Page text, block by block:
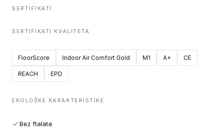
SERTIFIKATI
SERTIFIKATI KVALITETA
FloorScore Indoor Air Comfort Gold M1 A+ CE
REACH EPD
EKOLOŠKE KARAKTERISTIKE
Bez ftalata